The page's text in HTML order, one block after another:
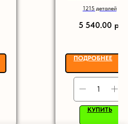
1215 деталей
5 540.00 р.
ПОДРОБНЕЕ
КУПИТЬ